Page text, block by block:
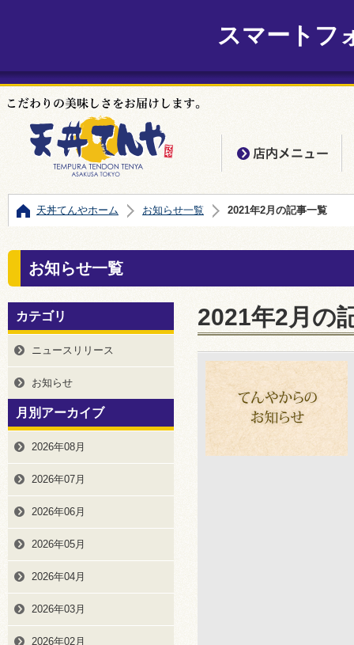
スマートフ
天丼てんやホーム お知らせ一覧 2021年2月の記事一覧
お知らせ一覧
2021年2月の
カテゴリ
ニュースリリース
お知らせ
月別アーカイブ
2026年08月
2026年07月
2026年06月
2026年05月
2026年04月
2026年03月
2026年02月